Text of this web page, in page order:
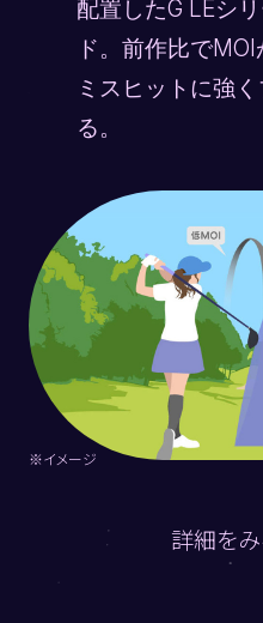
配置したG LEシ
ド。前作比でMOI
ミスヒットに強
る。
※イメージ
詳細を